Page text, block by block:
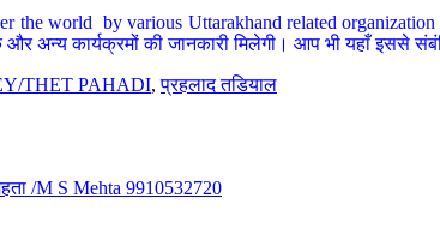
world by various Uttarakhand related
और अन्य कार्यक्रमों की जानकारी मिलेगी। आप भी यहाँ इससे
THET PAHADI,प्रहलाद तडियाल
/M S Mehta 9910532720